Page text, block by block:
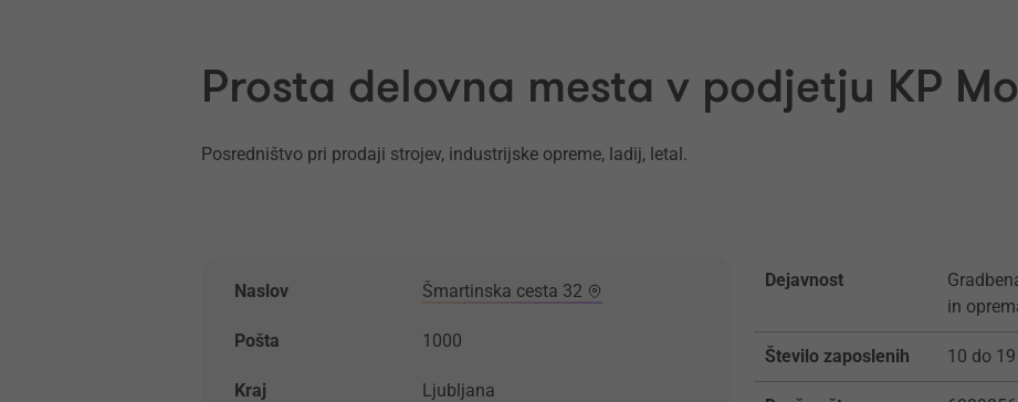
Prosta delovna mesta v podjetju KP
Posredništvo pri prodaji strojev, industrijske opreme, ladij, letal.
Naslov Šmartinska cesta 32
Pošta 1000
Kraj Ljubljana
Dejavnost
in
Število zaposlenih 10 do